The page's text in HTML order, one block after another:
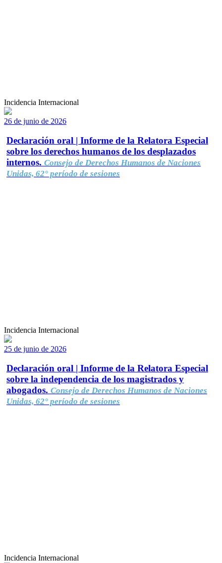
Incidencia Internacional
26 de junio de 2026
Declaración oral | Informe de la Relatora Especial
sobre los derechos humanos de los desplazados
internos. Consejo de Derechos Humanos de Naciones
Unidas, 62° período de sesiones
Incidencia Internacional
25 de junio de 2026
Declaración oral | Informe de la Relatora Especial
sobre la independencia de los magistrados y
abogados. Consejo de Derechos Humanos de Naciones
Unidas, 62° período de sesiones
Incidencia Internacional